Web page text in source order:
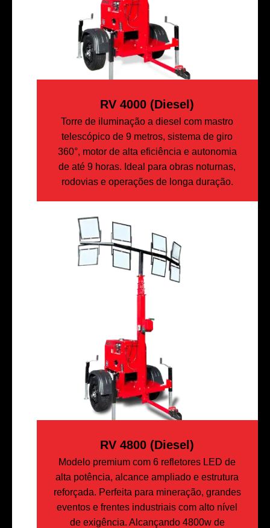
RV 4000 (diesel)
Torre de iluminação a diesel com mastro
telescópico de 9 metros, sistema de giro
360°, motor de alta eficiência e autonomia
de até 9 horas. Ideal para obras noturnas,
rodovias e operações de longa duração.
RV 4800 (Diesel)
Modelo premium com 6 refletores LED de
alta potência, alcance ampliado e estrutura
reforçada. Perfeita para mineração, grandes
eventos e frentes industriais com alto nível
de exigência. Alcançando 4800w de